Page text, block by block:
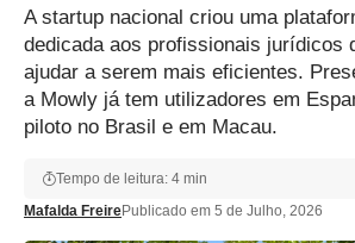
A startup nacional criou uma
dedicada aos profissionais jurídicos
ajudar a serem mais eficientes.
a Mowly já tem utilizadores em
piloto no Brasil e em Macau.
Mafalda FreirePublicado em 5 de Julho, 2026
Tempo de leitura: 4 min